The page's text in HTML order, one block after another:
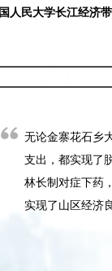
济带研究院
无论金寨花石乡
支出，都实现了
林长制对症下药
实现了山区经济